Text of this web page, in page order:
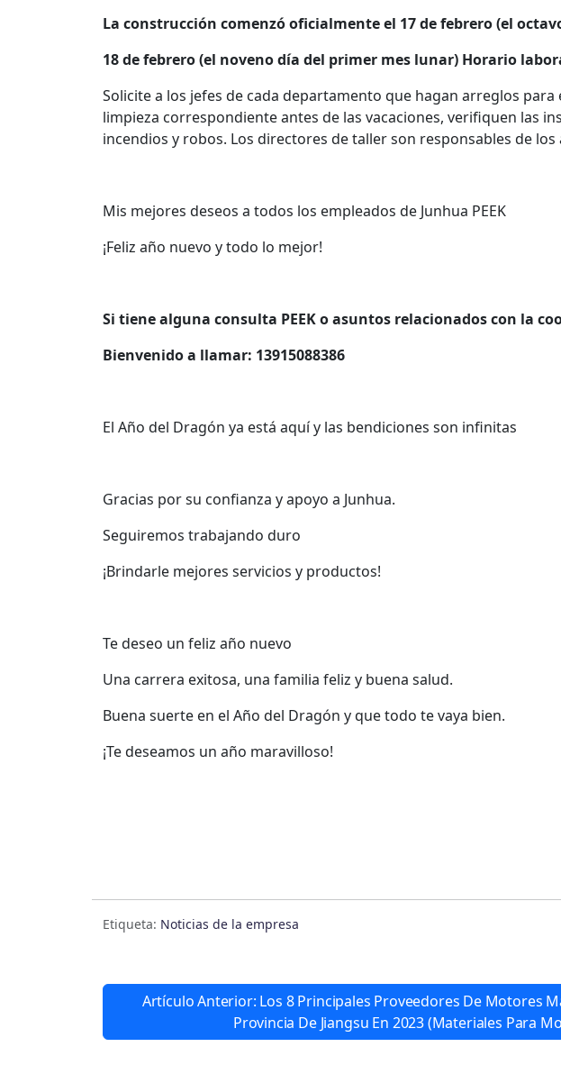
La construcción comenzó oficialmente el 17 de febrero (el
18 de febrero (el noveno día del primer mes lunar) Horario
Solicite a los jefes de cada departamento que hagan arreglos
limpieza correspondiente antes de las vacaciones, verifiquen las
incendios y robos. Los directores de taller son responsables de
Mis mejores deseos a todos los empleados de Junhua PEEK
¡Feliz año nuevo y todo lo mejor!
Si tiene alguna consulta PEEK o asuntos relacionados con la
Bienvenido a llamar: 13915088386
El Año del Dragón ya está aquí y las bendiciones son infinitas
Gracias por su confianza y apoyo a Junhua.
Seguiremos trabajando duro
¡Brindarle mejores servicios y productos!
Te deseo un feliz año nuevo
Una carrera exitosa, una familia feliz y buena salud.
Buena suerte en el Año del Dragón y que todo te vaya bien.
¡Te deseamos un año maravilloso!
Etiqueta: Noticias de la empresa
Artículo Anterior: Los 8 Principales Proveedores De Motores
Provincia De Jiangsu En 2023 (materiales Para